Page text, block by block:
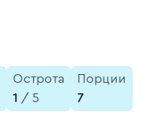
Острота
1 / 5
Порции
7